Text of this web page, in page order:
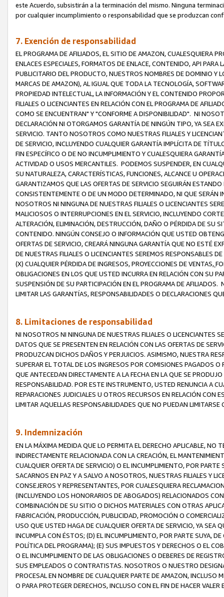
este Acuerdo, subsistirán a la terminación del mismo. Ninguna
por cualquier incumplimiento o responsabilidad que se produzcan
7. Exención de responsabilidad
EL PROGRAMA DE AFILIADOS, EL SITIO DE AMAZON, CUALESQUIERA
ENLACES ESPECIALES, FORMATOS DE ENLACE, CONTENIDO, API
PUBLICITARIO DEL PRODUCTO, NUESTROS NOMBRES DE DOMINIO Y
MARCAS DE AMAZON), AL IGUAL QUE TODA LA TECNOLOGÍA,
PROPIEDAD INTELECTUAL, LA INFORMACIÓN Y EL CONTENIDO
FILIALES O LICENCIANTES EN RELACIÓN CON EL PROGRAMA DE
COMO SE ENCUENTRAN" Y "CONFORME A DISPONIBILIDAD". NI
DECLARACIÓN NI OTORGAMOS GARANTÍA DE NINGÚN TIPO, YA SEA
SERVICIO. TANTO NOSOTROS COMO NUESTRAS FILIALES Y
DE SERVICIO, INCLUYENDO CUALQUIER GARANTÍA IMPLÍCITA DE
FIN ESPECÍFICO O DE NO INCUMPLIMIENTO Y CUALESQUIERA
ACTIVIDAD O USOS MERCANTILES. PODEMOS SUSPENDER, EN
SU NATURALEZA, CARACTERÍSTICAS, FUNCIONES, ALCANCE U
GARANTIZAMOS QUE LAS OFERTAS DE SERVICIO SEGUIRÁN
CONSISTENTEMENTE O DE UN MODO DETERMINADO, NI QUE SERÁN
NOSOTROS NI NINGUNA DE NUESTRAS FILIALES O LICENCIANTES
MALICIOSOS O INTERRUPCIONES EN EL SERVICIO, INCLUYENDO
ALTERACIÓN, ELIMINACIÓN, DESTRUCCIÓN, DAÑO O PÉRDIDA DE SU
CONTENIDO. NINGÚN CONSEJO O INFORMACIÓN QUE USTED
OFERTAS DE SERVICIO, CREARÁ NINGUNA GARANTÍA QUE NO ESTÉ
DE NUESTRAS FILIALES O LICENCIANTES SEREMOS RESPONSABLES
(X) CUALQUIER PÉRDIDA DE INGRESOS, PROYECCIONES DE VENTAS,
OBLIGACIONES EN LOS QUE USTED INCURRA EN RELACIÓN CON SU
SUSPENSIÓN DE SU PARTICIPACIÓN EN EL PROGRAMA DE
LIMITAR LAS GARANTÍAS, RESPONSABILIDADES O DECLARACIONES
8. Limitaciones de responsabilidad
NI NOSOTROS NI NINGUNA DE NUESTRAS FILIALES O LICENCIANTES
DATOS QUE SE PRESENTEN EN RELACIÓN CON LAS OFERTAS DE
PRODUZCAN DICHOS DAÑOS Y PERJUICIOS. ASIMISMO, NUESTRA
SUPERAR EL TOTAL DE LOS INGRESOS POR COMISIONES PAGADOS
QUE ANTECEDAN DIRECTAMENTE A LA FECHA EN LA QUE SE
RESPONSABILIDAD. POR ESTE INSTRUMENTO, USTED RENUNCIA A
REPARACIONES JUDICIALES U OTROS RECURSOS EN RELACIÓN CON
LIMITAR AQUELLAS RESPONSABILIDADES QUE NO PUEDAN LIMITARSE
9. Indemnización
EN LA MÁXIMA MEDIDA QUE LO PERMITA EL DERECHO APLICABLE,
INDIRECTAMENTE RELACIONADA CON LA CREACIÓN, EL
CUALQUIER OFERTA DE SERVICIO) O EL INCUMPLIMIENTO, POR
SACARNOS EN PAZ Y A SALVO A NOSOTROS, NUESTRAS FILIALES Y
CONSEJEROS Y REPRESENTANTES, POR CUALESQUIERA
(INCLUYENDO LOS HONORARIOS DE ABOGADOS) RELACIONADOS
COMBINACIÓN DE SU SITIO O DICHOS MATERIALES CON OTRAS
FABRICACIÓN, PRODUCCIÓN, PUBLICIDAD, PROMOCIÓN O
USO QUE USTED HAGA DE CUALQUIER OFERTA DE SERVICIO, YA SEA
INCUMPLA CON ÉSTOS; (D) EL INCUMPLIMIENTO, POR PARTE SUYA,
POLÍTICA DEL PROGRAMA); (E) SUS IMPUESTOS Y DERECHOS O EL
O EL INCUMPLIMIENTO DE LAS OBLIGACIONES O DEBERES DE
SUS EMPLEADOS O CONTRATISTAS. NOSOTROS O NUESTRO
PROCESAL EN NOMBRE DE CUALQUIER PARTE DE AMAZON, INCLUSO
O PARA PROTEGER DERECHOS, INCLUSO CON EL FIN DE HACER VALER